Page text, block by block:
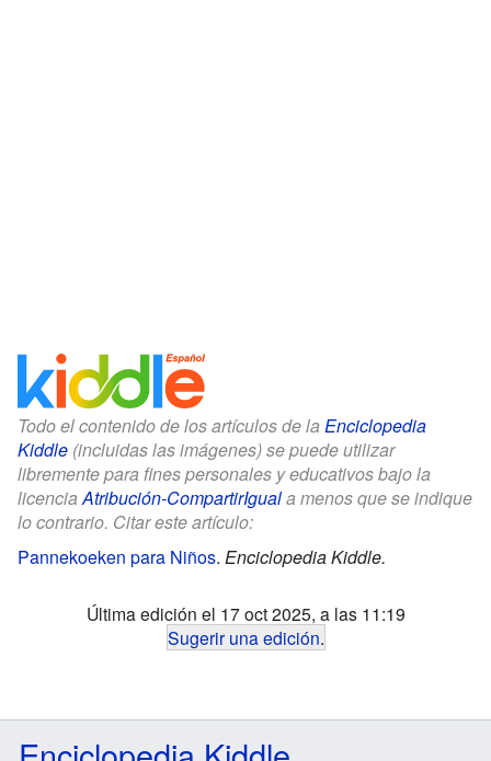
Todo el contenido de los artículos de la Enciclopedia
Kiddle (incluidas las imágenes) se puede utilizar
libremente para fines personales y educativos bajo la
licenciaAtribución-CompartirIguala menos que se indique
lo contrario. Citar este artículo:
Pannekoeken para Niños. Enciclopedia Kiddle.
Última edición el 17 oct 2025, a las 11:19
Sugerir una edición.